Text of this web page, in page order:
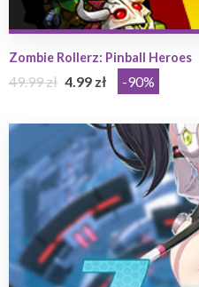
Zombie Rollerz: Pinball Heroes
49.99 zł 4.99 zł -90%